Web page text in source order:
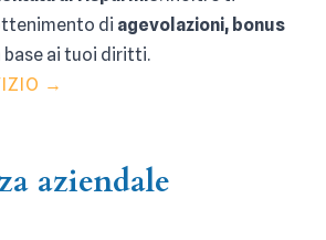
di agevolazioni, bonus
base ai tuoi diritti.
→
aziendale